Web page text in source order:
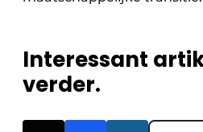
Interessant
verder.